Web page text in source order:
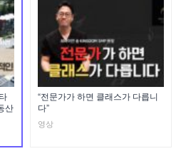
산
“전문가가 하면 클래스가 다릅니
다”
영상